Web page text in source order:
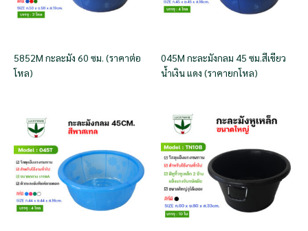
5852M กะละมัง 60 ซม. (ราคาต่อ
โหล)
045M กะละมังกลม 45 ซม.สีเขียว
น้ำเงิน แดง (ราคายกโหล)